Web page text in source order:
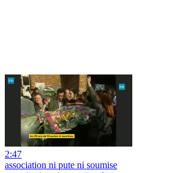
2:47
association ni pute ni soumise